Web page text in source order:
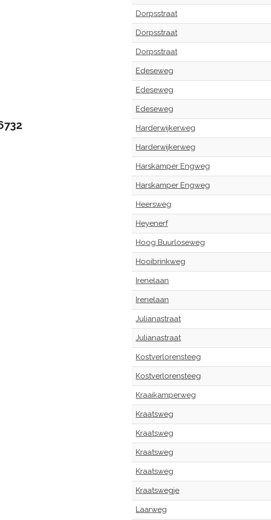
Dorpsstraat
Dorpsstraat
Dorpsstraat
Edeseweg
Edeseweg
Edeseweg
Harderwijkerweg
Harderwijkerweg
Harskamper Engweg
Harskamper Engweg
Heersweg
Heyenerf
Hoog Buurloseweg
Hooibrinkweg
Irenelaan
Irenelaan
Julianastraat
Julianastraat
Kostverlorensteeg
Kostverlorensteeg
Kraaikamperweg
Kraatsweg
Kraatsweg
Kraatsweg
Kraatsweg
Kraatswegje
Laarweg